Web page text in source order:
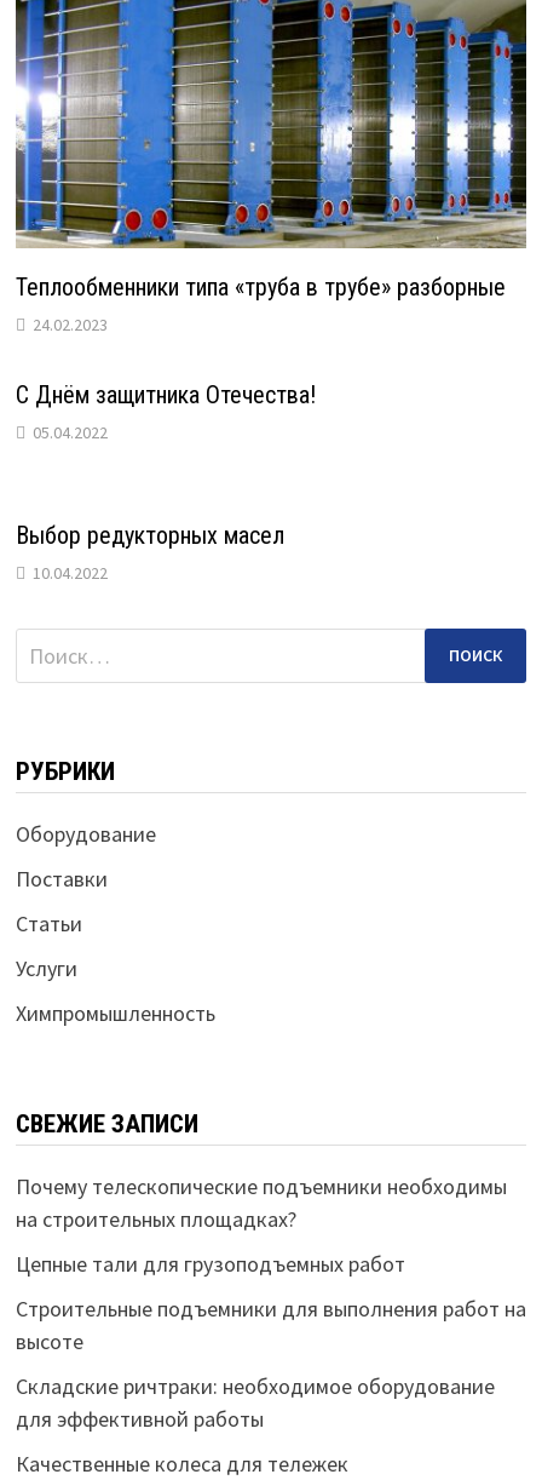
Теплообменники типа «труба в трубе» разборные
24.02.2023
С Днём защитника Отечества!
05.04.2022
Выбор редукторных масел
10.04.2022
Найти:
РУБРИКИ
Оборудование
Поставки
Статьи
Услуги
Химпромышленность
СВЕЖИЕ ЗАПИСИ
Почему телескопические подъемники необходимы
на строительных площадках?
Цепные тали для грузоподъемных работ
Строительные подъемники для выполнения работ на
высоте
Складские ричтраки: необходимое оборудование
для эффективной работы
Качественные колеса для тележек